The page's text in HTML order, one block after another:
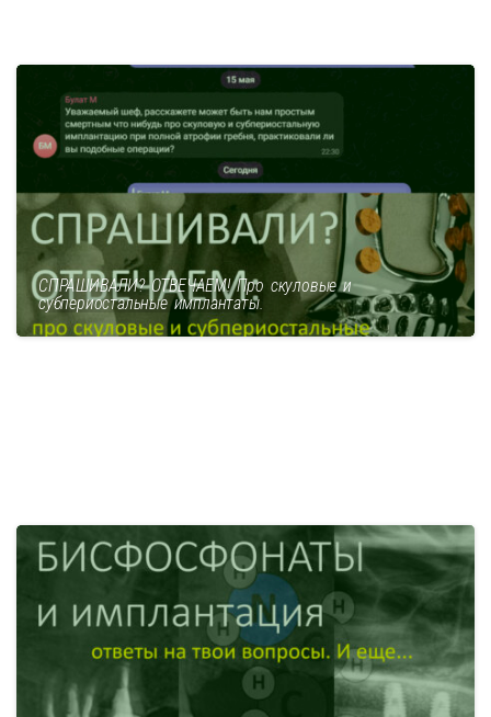
СПРАШИВАЛИ? ОТВЕЧАЕМ! Про скуловые и
субпериостальные имплантаты.